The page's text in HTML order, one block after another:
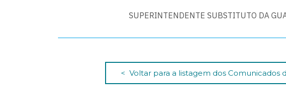
SUPERINTENDENTE SUBSTITUTO DA
< Voltar para a listagem dos Comunicados